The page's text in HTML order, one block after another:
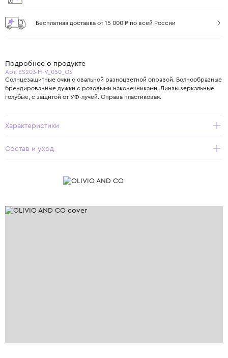
Бесплатная доставка от 15 000 ₽ по всей России
Подробнее о продукте
Арт. ES203-H-V_050_OS
Солнцезащитные очки с овальной разноцветной оправой. Волнообразные
брендированные дужки с розовыми наконечниками. Линзы зеркальные
голубые, с защитой от УФ-лучей. Оправа пластиковая.
Характеристики
Состав и уход